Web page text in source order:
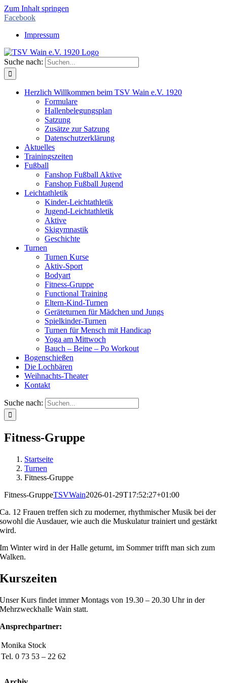
Zum Inhalt springen
Facebook
Impressum
Suche nach:
Herzlich Willkommen beim TSV Wain e.V. 1920
Formulare
Hallenbelegungsplan
Satzung
Zusätze zur Satzung
Datenschutzerklärung
Aktuelles
Trainingszeiten
Fußball
Fanshop Fußball Aktive
Fanshop Fußball Jugend
Leichtathletik
Kinder-Leichtathletik
Jugend-Leichtathletik
Aktive
Skigymnastik
Geschichte
Turnen
Turnen Kurse
Aktiv-Sport
Bodyart
Fitness-Gruppe
Functional Training
Eltern-Kind-Turnen
Geräteturnen für Mädchen und Jungs
Spielkinder-Turnen
Turnen für Mensch mit Handicap
Yoga am Mittwoch
Bauch – Beine – Po Workout
Bogenschießen
Die Lochbären
Weihnachts-Theater
Kontakt
Suche nach:
Fitness-Gruppe
Startseite
Turnen
Fitness-Gruppe
Fitness-GruppeTSVWain2026-01-29T17:52:27+01:00
Ca. 12 Frauen treffen sich zu moderner, rhythmischer Musik bei der
sowohl die Ausdauer, wie auch die Muskulatur trainiert und gestärkt
wird.
Im Winter wird in der Halle geturnt, im Sommer trifft man sich zum
Walken.
Kurszeiten
Unser Kurs findet immer Montags von 19.30 – 20.30 Uhr in der
Mehrzweckhalle Wain statt.
Ansprechpartner:
Monika Stock
Tel. 0 73 53 – 22 62